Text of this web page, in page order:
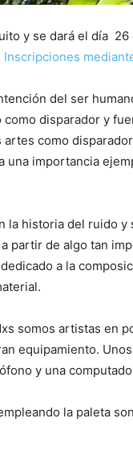
y se dará el día
Inscripciones
del ser
disparador y
como
una importancia
la historia del ruido
partir de algo tan
a la
somos artistas en
equipamiento.
y una
la paleta